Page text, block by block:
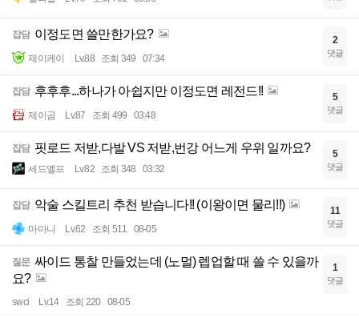
잡담 이정도면 쓸만한가요?
제이케이 Lv.88 조회 349 07:34
2
댓글
잡담 후후후...하나가 아쉽지만 이정도면 레전드!!
제이곰 Lv.87 조회 499 03:48
5
댓글
잡담 핏로드 저받,다발 VS 저받,번강 어느게 우위 일까요?
세드엘프 Lv.82 조회 348 03:32
5
댓글
잡담 악술 스킬트리 추천 받습니다!! (이왕이면 물리!!)
마마니 Lv.62 조회 511 08-05
11
댓글
질문 싸이드 통찰 만들었는데 (노멀) 렙업할 때 쓸 수 있을까
요?
swci Lv.14 조회 220 08-05
1
댓글